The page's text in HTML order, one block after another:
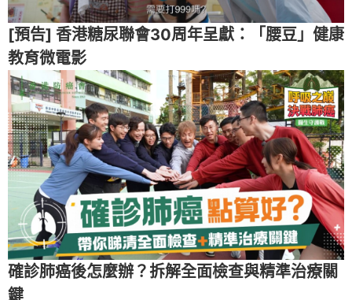
[預告] 香港糖尿聯會30周年呈獻：「腰豆」健康
教育微電影
確診肺癌後怎麼辦？拆解全面檢查與精準治療關
鍵